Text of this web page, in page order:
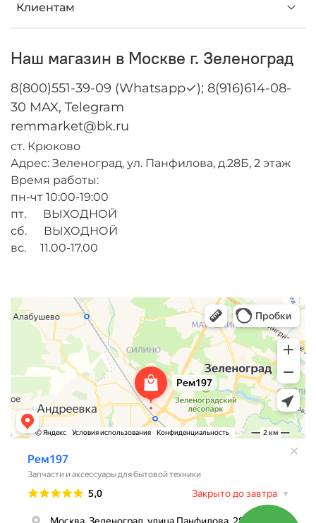
Клиентам
Наш магазин в Москве г. Зеленоград
8(800)551-39-09 (Whatsapp✓); 8(916)614-08-
30 MAX, Telegram
remmarket@bk.ru
ст. Крюково
Адрес: Зеленоград, ул. Панфилова, д.28Б, 2 этаж
Время работы:
пн-чт 10:00-19:00
пт. ВЫХОДНОЙ
сб. ВЫХОДНОЙ
вс. 11.00-17.00